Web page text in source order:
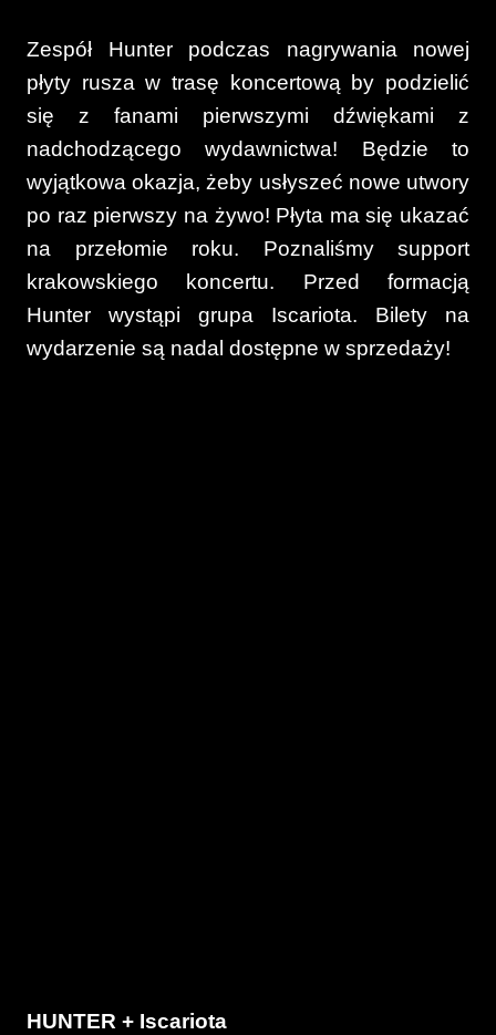
Zespół Hunter podczas nagrywania nowej
płyty rusza w trasę koncertową by podzielić
się z fanami pierwszymi dźwiękami z
nadchodzącego wydawnictwa! Będzie to
wyjątkowa okazja, żeby usłyszeć nowe utwory
po raz pierwszy na żywo! Płyta ma się ukazać
na przełomie roku. Poznaliśmy support
krakowskiego koncertu. Przed formacją
Hunter wystąpi grupa Iscariota. Bilety na
wydarzenie są nadal dostępne w sprzedaży!
HUNTER + Iscariota